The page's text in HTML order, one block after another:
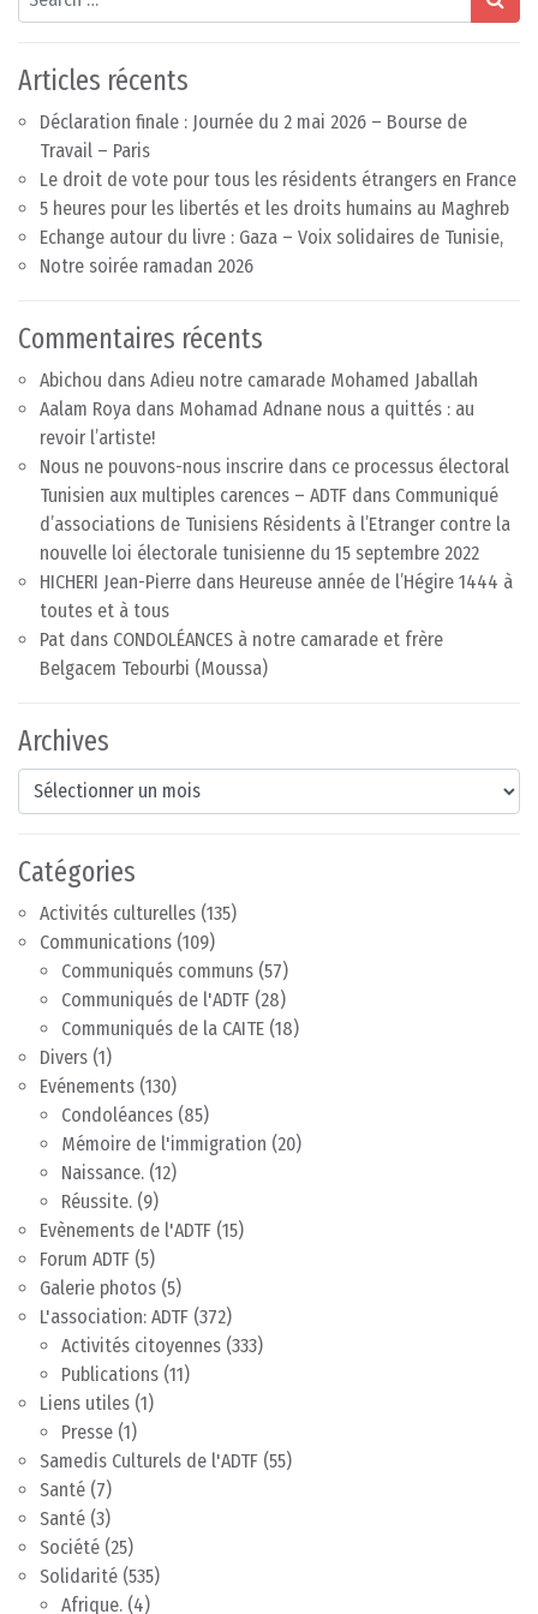
Articles récents
Déclaration finale : Journée du 2 mai 2026 – Bourse de
Travail – Paris
Le droit de vote pour tous les résidents étrangers en France
5 heures pour les libertés et les droits humains au Maghreb
Echange autour du livre : Gaza – Voix solidaires de Tunisie,
Notre soirée ramadan 2026
Commentaires récents
Abichou dans Adieu notre camarade Mohamed Jaballah
Aalam Roya dans Mohamad Adnane nous a quittés : au
revoir l’artiste!
Nous ne pouvons-nous inscrire dans ce processus électoral
Tunisien aux multiples carences – ADTF dans Communiqué
d’associations de Tunisiens Résidents à l’Etranger contre la
nouvelle loi électorale tunisienne du 15 septembre 2022
HICHERI Jean-Pierre dans Heureuse année de l’Hégire 1444 à
toutes et à tous
Pat dans CONDOLÉANCES à notre camarade et frère
Belgacem Tebourbi (Moussa)
Archives
Archives
Catégories
Activités culturelles (135)
Communications (109)
Communiqués communs (57)
Communiqués de l'ADTF (28)
Communiqués de la CAITE (18)
Divers (1)
Evénements (130)
Condoléances (85)
Mémoire de l'immigration (20)
Naissance. (12)
Réussite. (9)
Evènements de l'ADTF (15)
Forum ADTF (5)
Galerie photos (5)
L'association: ADTF (372)
Activités citoyennes (333)
Publications (11)
Liens utiles (1)
Presse (1)
Samedis Culturels de l'ADTF (55)
Santé (7)
Santé (3)
Société (25)
Solidarité (535)
Afrique. (4)